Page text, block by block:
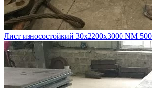
Лист износостойкий 30х2200х3000 NM 500